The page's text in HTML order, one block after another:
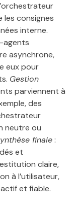
les consignes
interne.
agents
asynchrone,
eux pour
Gestion
parviennent à
des
neutre ou
finale:
et
claire,
à l’utilisateur,
et fiable.